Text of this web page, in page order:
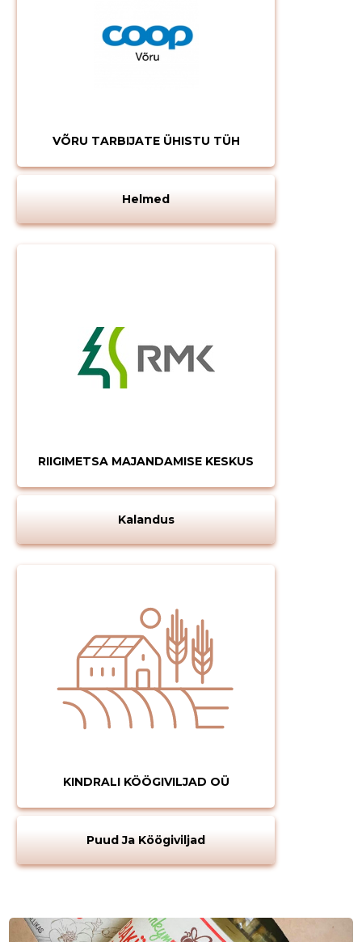
VÕRU TARBIJATE ÜHISTU TÜH
Helmed
RIIGIMETSA MAJANDAMISE KESKUS
Kalandus
KINDRALI KÖÖGIVILJAD OÜ
Puud Ja Köögiviljad